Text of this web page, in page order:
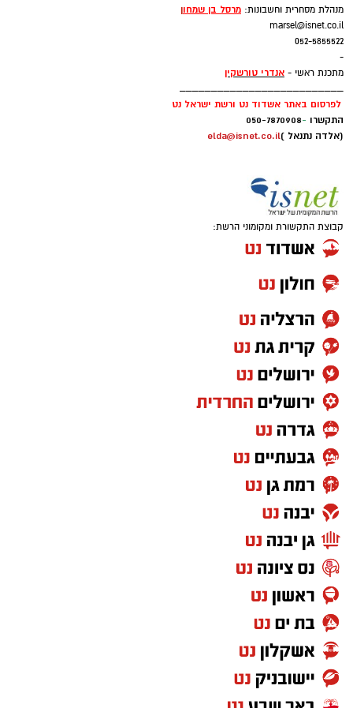
עקבו בפייסבוק
עקבו באינסטגרם
רוצה לעקוב אחרי הערוץ של הקבוצה "אשדוד נט"
ב-WhatsApp לחצו כאן
להורדת אפליקציה של אשדוד נט לחצו כאן
עקבו בפייסבוק
עקבו באינסטגרם
מנהלת מסחרית וחשבונות: מרסל בן שמחון
marsel@isnet.co.il
052-5855522
-
מתכנת ראשי - אנדרי טורשקין
__________________________
לפרסום באתר אשדוד נט ורשת ישראל נט
התקשרו -
050-7870908
(אלדה נתנאל )elda@isnet.co.il
קבוצת התקשורת ומקומוני הרשת: